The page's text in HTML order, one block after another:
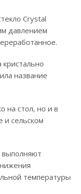
Crystal
давлением
кристально
название
на стол, но и в
сельском
выполняют
температуры